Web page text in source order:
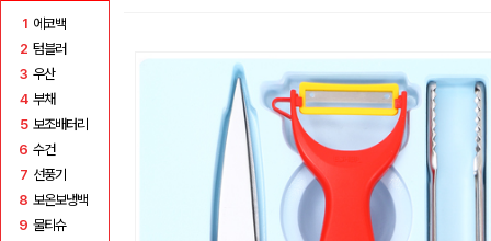
1 에코백
2 텀블러
3 우산
4 부채
5 보조배터리
6 수건
7 선풍기
8 보온보냉백
9 물티슈